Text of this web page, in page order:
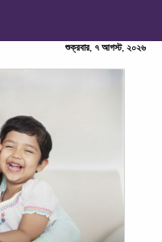
শুক্রবার, ৭ আগস্ট, ২০২৬